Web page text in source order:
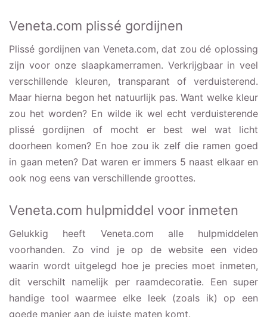
Veneta.com plissé gordijnen
Plissé gordijnen van Veneta.com, dat zou dé oplossing
zijn voor onze slaapkamerramen. Verkrijgbaar in veel
verschillende kleuren, transparant of verduisterend.
Maar hierna begon het natuurlijk pas. Want welke kleur
zou het worden? En wilde ik wel echt verduisterende
plissé gordijnen of mocht er best wel wat licht
doorheen komen? En hoe zou ik zelf die ramen goed
in gaan meten? Dat waren er immers 5 naast elkaar en
ook nog eens van verschillende groottes.
Veneta.com hulpmiddel voor inmeten
Gelukkig heeft Veneta.com alle hulpmiddelen
voorhanden. Zo vind je op de website een video
waarin wordt uitgelegd hoe je precies moet inmeten,
dit verschilt namelijk per raamdecoratie. Een super
handige tool waarmee elke leek (zoals ik) op een
goede manier aan de juiste maten komt.